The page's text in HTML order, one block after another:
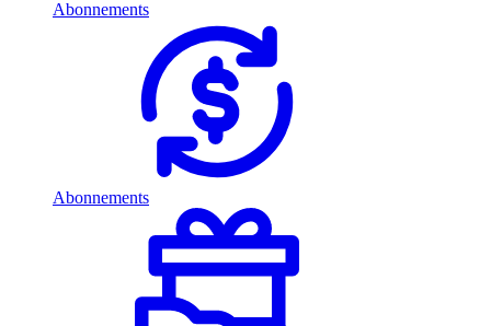
Abonnements
Abonnements